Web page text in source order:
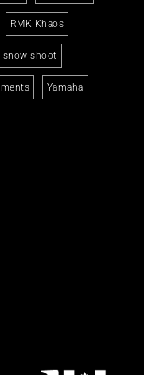
RMK Khaos
snow shoot
Yamaha